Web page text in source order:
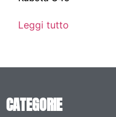
Leggi tutto
CATEGORIE